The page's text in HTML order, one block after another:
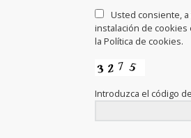
Usted consiente,
instalación de
la Política de cookies.
Introduzca el código